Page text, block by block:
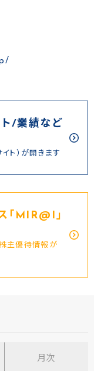
/業績など
ト）が開きます
｢MIR@I｣
主優待情報が
月次